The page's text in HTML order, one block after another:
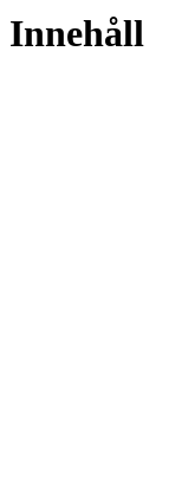
Innehåll